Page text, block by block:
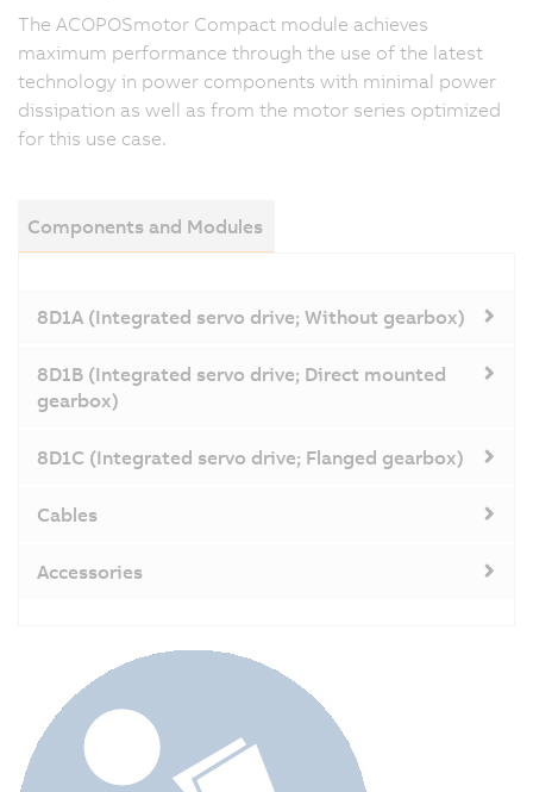
The ACOPOSmotor Compact module achieves
maximum performance through the use of the latest
technology in power components with minimal power
dissipation as well as from the motor series optimized
for this use case.
Components and Modules
8D1A (Integrated servo drive; Without gearbox)
8D1B (Integrated servo drive; Direct mounted
gearbox)
8D1C (Integrated servo drive; Flanged gearbox)
Cables
Accessories